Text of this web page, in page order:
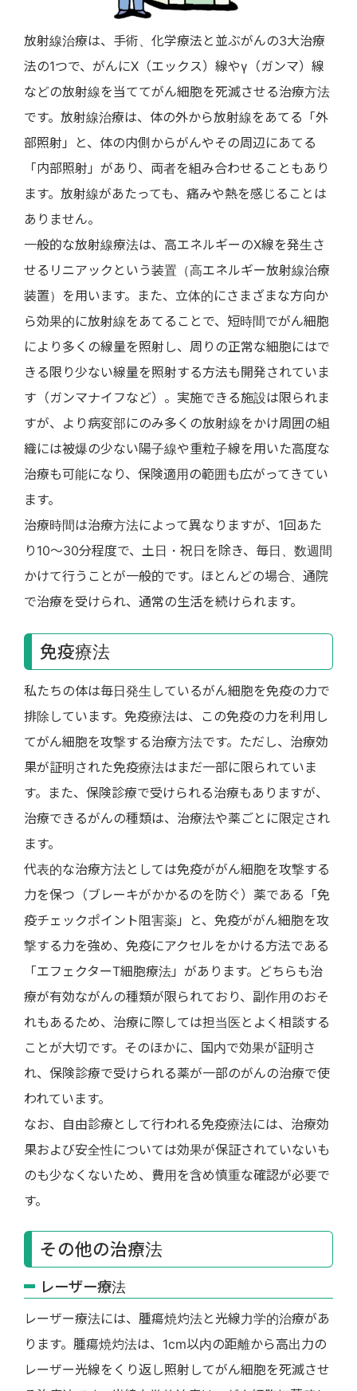
放射線治療は、手術、化学療法と並ぶがんの3大治療
法の1つで、がんにX（エックス）線やγ（ガンマ）線
などの放射線を当ててがん細胞を死滅させる治療方法
です。放射線治療は、体の外から放射線をあてる「外
部照射」と、体の内側からがんやその周辺にあてる
「内部照射」があり、両者を組み合わせることもあり
ます。放射線があたっても、痛みや熱を感じることは
ありません。
一般的な放射線療法は、高エネルギーのX線を発生さ
せるリニアックという装置（高エネルギー放射線治療
装置）を用います。また、立体的にさまざまな方向か
ら効果的に放射線をあてることで、短時間でがん細胞
により多くの線量を照射し、周りの正常な細胞にはで
きる限り少ない線量を照射する方法も開発されていま
す（ガンマナイフなど）。実施できる施設は限られま
すが、より病変部にのみ多くの放射線をかけ周囲の組
織には被爆の少ない陽子線や重粒子線を用いた高度な
治療も可能になり、保険適用の範囲も広がってきてい
ます。
治療時間は治療方法によって異なりますが、1回あた
り10～30分程度で、土日・祝日を除き、毎日、数週間
かけて行うことが一般的です。ほとんどの場合、通院
で治療を受けられ、通常の生活を続けられます。
免疫療法
私たちの体は毎日発生しているがん細胞を免疫の力で
排除しています。免疫療法は、この免疫の力を利用し
てがん細胞を攻撃する治療方法です。ただし、治療効
果が証明された免疫療法はまだ一部に限られていま
す。また、保険診療で受けられる治療もありますが、
治療できるがんの種類は、治療法や薬ごとに限定され
ます。
代表的な治療方法としては免疫ががん細胞を攻撃する
力を保つ（ブレーキがかかるのを防ぐ）薬である「免
疫チェックポイント阻害薬」と、免疫ががん細胞を攻
撃する力を強め、免疫にアクセルをかける方法である
「エフェクターT細胞療法」があります。どちらも治
療が有効ながんの種類が限られており、副作用のおそ
れもあるため、治療に際しては担当医とよく相談する
ことが大切です。そのほかに、国内で効果が証明さ
れ、保険診療で受けられる薬が一部のがんの治療で使
われています。
なお、自由診療として行われる免疫療法には、治療効
果および安全性については効果が保証されていないも
のも少なくないため、費用を含め慎重な確認が必要で
す。
その他の治療法
レーザー療法
レーザー療法には、腫瘍焼灼法と光線力学的治療があ
ります。腫瘍焼灼法は、1cm以内の距離から高出力の
レーザー光線をくり返し照射してがん細胞を死滅させ